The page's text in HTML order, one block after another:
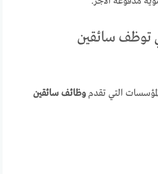
توظف سائقين
التي تقدموظائف سائقين